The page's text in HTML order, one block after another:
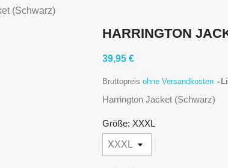
(Schwarz)
HARRINGTON
39,95 €
Bruttopreis ohne Versandkosten
Harrington Jacket (Schwarz)
Größe: XXXL